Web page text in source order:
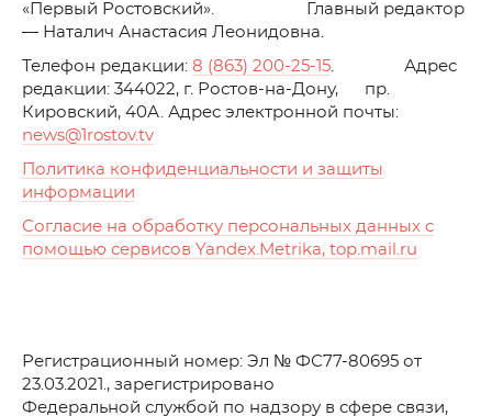
«Первый Ростовский». Главный редактор
— Наталич Анастасия Леонидовна.
Телефон редакции: 8 (863) 200-25-15. Адрес
редакции: 344022, г. Ростов-на-Дону, пр.
Кировский, 40А. Адрес электронной почты:
news@1rostov.tv
Политика конфиденциальности и защиты
информации
Согласие на обработку персональных данных с
помощью сервисов Yandex.Metrika, top.mail.ru
Регистрационный номер: Эл № ФС77-80695 от
23.03.2021., зарегистрировано
Федеральной службой по надзору в сфере связи,